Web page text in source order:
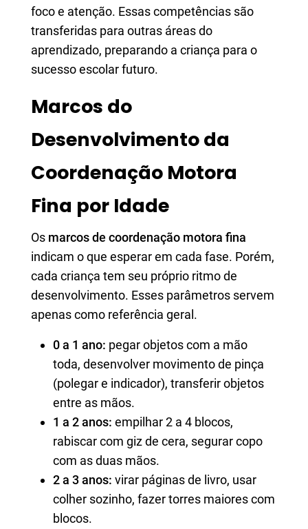
foco e atenção. Essas competências são
transferidas para outras áreas do
aprendizado, preparando a criança para o
sucesso escolar futuro.
Marcos do
Desenvolvimento da
Coordenação Motora
Fina por Idade
Os marcos de coordenação motora fina
indicam o que esperar em cada fase. Porém,
cada criança tem seu próprio ritmo de
desenvolvimento. Esses parâmetros servem
apenas como referência geral.
0 a 1 ano: pegar objetos com a mão
toda, desenvolver movimento de pinça
(polegar e indicador), transferir objetos
entre as mãos.
1 a 2 anos: empilhar 2 a 4 blocos,
rabiscar com giz de cera, segurar copo
com as duas mãos.
2 a 3 anos: virar páginas de livro, usar
colher sozinho, fazer torres maiores com
blocos.